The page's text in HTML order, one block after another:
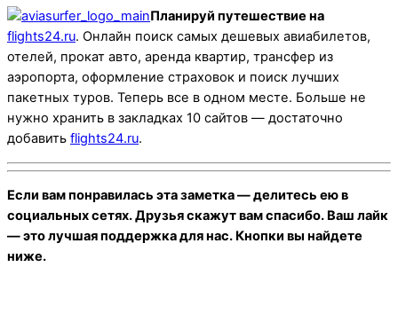
Планируй путешествие на
flights24.ru. Онлайн поиск самых дешевых авиабилетов,
отелей, прокат авто, аренда квартир, трансфер из
аэропорта, оформление страховок и поиск лучших
пакетных туров. Теперь все в одном месте. Больше не
нужно хранить в закладках 10 сайтов — достаточно
добавить flights24.ru.
Если вам понравилась эта заметка — делитесь ею в
социальных сетях. Друзья скажут вам спасибо. Ваш лайк
— это лучшая поддержка для нас. Кнопки вы найдете
ниже.